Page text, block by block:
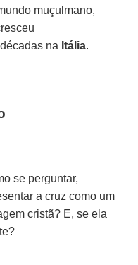
muçulmano,
na Itália.
se perguntar,
a cruz como um
cristã? E, se ela